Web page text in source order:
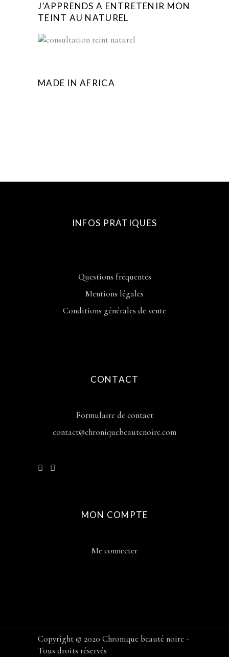
J’APPRENDS A ENTRETENIR MON
TEINT AU NATUREL
MADE IN AFRICA
INFOS PRATIQUES
Questions fréquentes
Mentions légales
Conditions générales de vente
CONTACT
Formulaire de contact
contact@chroniquebeautenoire.com
MON COMPTE
Me connecter
Copyright © 2020 Chronique beauté noire -
Tous droits réservés